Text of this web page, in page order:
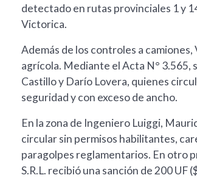
detectado en rutas provinciales 1 y
Victorica.
Además de los controles a
agrícola. Mediante el Acta N° 3.565,
Castillo y Darío Lovera, quienes
seguridad y con exceso de ancho.
En la zona de Ingeniero Luiggi,
circular sin permisos habilitantes,
paragolpes reglamentarios. En otro
S.R.L. recibió una sanción de 200